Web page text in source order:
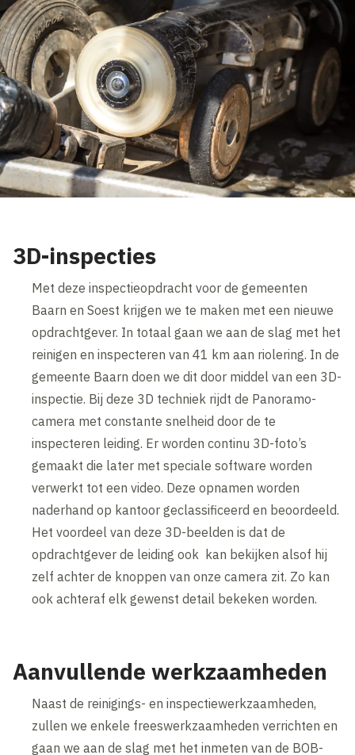
3D-inspecties
Met deze inspectieopdracht voor de gemeenten
Baarn en Soest krijgen we te maken met een nieuwe
opdrachtgever. In totaal gaan we aan de slag met het
reinigen en inspecteren van 41 km aan riolering. In de
gemeente Baarn doen we dit door middel van een 3D-
inspectie. Bij deze 3D techniek rijdt de Panoramo-
camera met constante snelheid door de te
inspecteren leiding. Er worden continu 3D-foto’s
gemaakt die later met speciale software worden
verwerkt tot een video. Deze opnamen worden
naderhand op kantoor geclassificeerd en beoordeeld.
Het voordeel van deze 3D-beelden is dat de
opdrachtgever de leiding ook kan bekijken alsof hij
zelf achter de knoppen van onze camera zit. Zo kan
ook achteraf elk gewenst detail bekeken worden.
Aanvullende werkzaamheden
Naast de reinigings- en inspectiewerkzaamheden,
zullen we enkele freeswerkzaamheden verrichten en
gaan we aan de slag met het inmeten van de BOB-